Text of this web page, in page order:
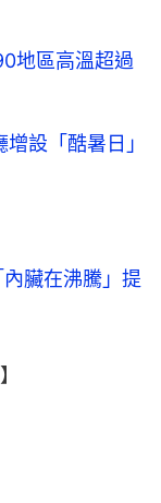
地區高溫超過
設「酷暑日」
臟在沸騰」提